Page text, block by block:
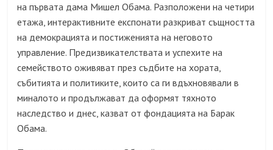
на първата дама Мишел Обама. Разположени на четири
етажа, интерактивните експонати разкриват същността
на демокрацията и постиженията на неговото
управление. Предизвикателствата и успехите на
семейството оживяват през съдбите на хората,
събитията и политиките, които са ги вдъхновявали в
миналото и продължават да оформят тяхното
наследство и днес, казват от фондацията на Барак
Обама.